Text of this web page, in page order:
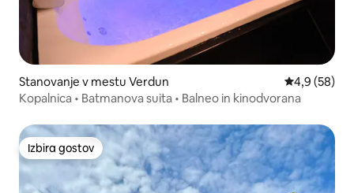
Stanovanje v mestu Verdun Povprečna
4,9 (58)
Kopalnica • Batmanova suita • Balneo in kinodvorana
Izbira gostov
Izbira gostov